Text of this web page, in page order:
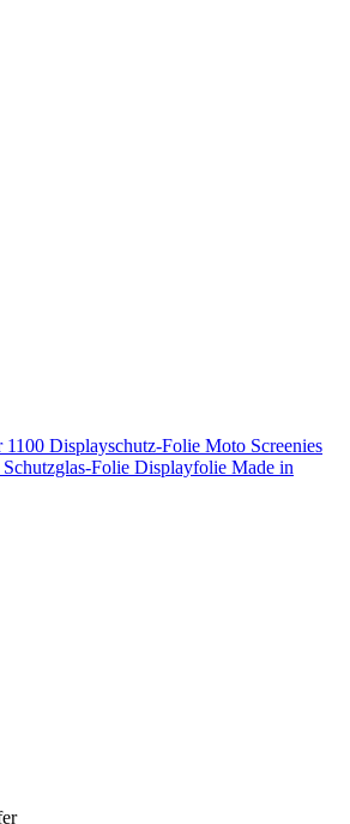
1100 Displayschutz-Folie Moto Screenies
Folie Displayfolie Made in